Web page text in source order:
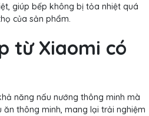
giúp bếp không bị tỏa nhiệt quá
của sản phẩm.
từ Xiaomi có
năng nấu nướng thông minh mà
thông minh, mang lại trải nghiệm